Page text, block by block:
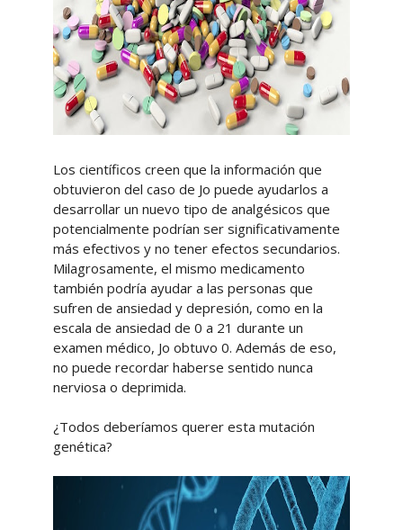
Los científicos creen que la información que
obtuvieron del caso de Jo puede ayudarlos a
desarrollar un nuevo tipo de analgésicos que
potencialmente podrían ser significativamente
más efectivos y no tener efectos secundarios.
Milagrosamente, el mismo medicamento
también podría ayudar a las personas que
sufren de ansiedad y depresión, como en la
escala de ansiedad de 0 a 21 durante un
examen médico, Jo obtuvo 0. Además de eso,
no puede recordar haberse sentido nunca
nerviosa o deprimida.
¿Todos deberíamos querer esta mutación
genética?